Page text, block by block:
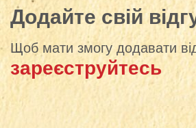
Додайте свій
Щоб мати змогу додавати
зареєструйтесь